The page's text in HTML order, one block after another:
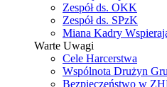
Zespół ds. OKK
Zespół ds. SPzK
Miana Kadry
Warte Uwagi
Cele Harcerstwa
Wspólnota Drużyn
Bezpieczeństwo w